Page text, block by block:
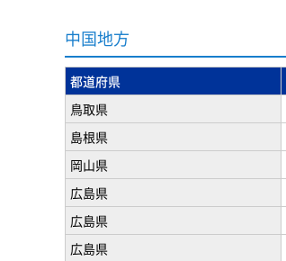
中国地方
都道府県
鳥取県
島根県
岡山県
広島県
広島県
広島県